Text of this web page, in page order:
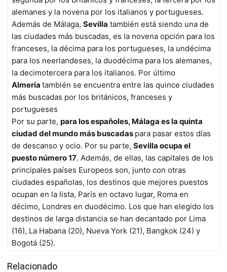
alemanes y la novena por los italianos y portugueses.
Además de Málaga, Sevilla también está siendo una de
las ciudades más buscadas, es la novena opción para los
franceses, la décima para los portugueses, la undécima
para los neerlandeses, la duodécima para los alemanes,
la decimotercera para los italianos. Por último
Almería también se encuentra entre las quince ciudades
más buscadas por los británicos, franceses y
portugueses
Por su parte, para los españoles, Málaga es la quinta
ciudad del mundo más buscadas para pasar estos días
de descanso y ocio. Por su parte, Sevilla ocupa el
puesto número 17. Además, de ellas, las capitales de los
principales países Europeos son, junto con otras
ciudades españolas, los destinos que mejores puestos
ocupan en la lista, París en octavo lugar, Roma en
décimo, Londres en duodécimo. Los que han elegido los
destinos de larga distancia se han decantado por Lima
(16), La Habana (20), Nueva York (21), Bangkok (24) y
Bogotá (25).
Relacionado